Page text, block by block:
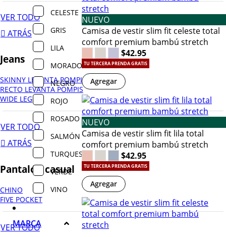
VER TODO
ATRÁS
Jeans
SKINNY LEVANTA POMPIS
RECTO LEVANTA POMPIS
WIDE LEG
VER TODO
ATRÁS
Pantalón casual
CHINO
FIVE POCKET
VER TODO
CELESTE
GRIS
LILA
MORADO
NEGRO
ROJO
ROSADO
SALMÓN
TURQUESA
VERDE
VINO
MARCA
NUEVO
Camisa de vestir slim fit celeste total
comfort premium bambú stretch
$42.95
TU TERCERA PRENDA GRATIS
Agregar
NUEVO
Camisa de vestir slim fit lila total
comfort premium bambú stretch
$42.95
TU TERCERA PRENDA GRATIS
Agregar